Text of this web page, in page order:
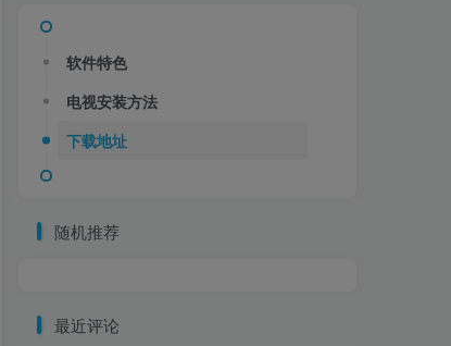
软件特色
电视安装方法
下载地址
随机推荐
最近评论
软件特色
电视安装方法
下载地址